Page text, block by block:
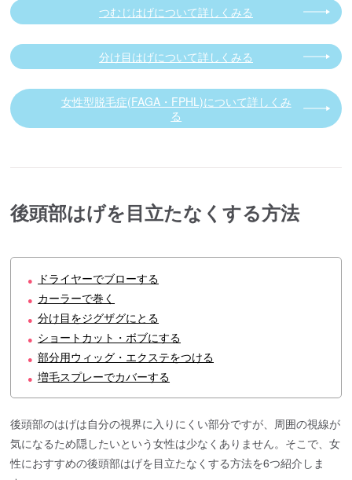
つむじはげについて詳しくみる
分け目はげについて詳しくみる
女性型脱毛症(FAGA・FPHL)について詳しくみ
る
後頭部はげを目立たなくする方法
● ドライヤーでブローする
● カーラーで巻く
● 分け目をジグザグにとる
● ショートカット・ボブにする
● 部分用ウィッグ・エクステをつける
● 増毛スプレーでカバーする
後頭部のはげは自分の視界に入りにくい部分ですが、周囲の視線が
気になるため隠したいという女性は少なくありません。そこで、女
性におすすめの後頭部はげを目立たなくする方法を6つ紹介しま